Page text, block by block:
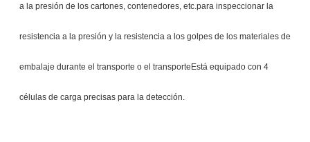
a la presión de los cartones, contenedores, etc.para inspeccionar la
resistencia a la presión y la resistencia a los golpes de los materiales de
embalaje durante el transporte o el transporteEstá equipado con 4
células de carga precisas para la detección.